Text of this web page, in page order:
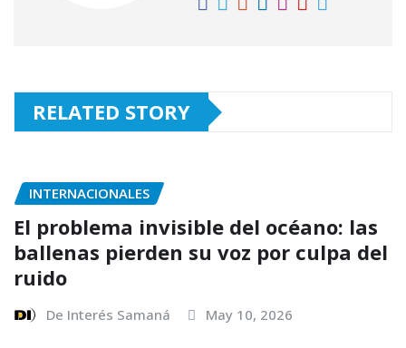
RELATED STORY
INTERNACIONALES
El problema invisible del océano: las
ballenas pierden su voz por culpa del
ruido
De Interés Samaná May 10, 2026